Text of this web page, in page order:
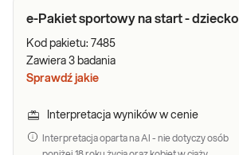
e-Pakiet sportowy na start - dziecko
Kod pakietu: 7485
Zawiera 3 badania
Sprawdź jakie
Interpretacja wyników w cenie
Interpretacja oparta na AI - nie dotyczy osób